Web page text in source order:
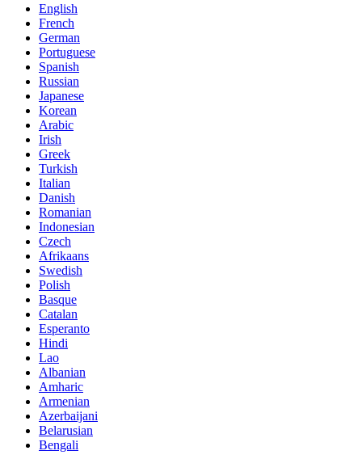
English
French
German
Portuguese
Spanish
Russian
Japanese
Korean
Arabic
Irish
Greek
Turkish
Italian
Danish
Romanian
Indonesian
Czech
Afrikaans
Swedish
Polish
Basque
Catalan
Esperanto
Hindi
Lao
Albanian
Amharic
Armenian
Azerbaijani
Belarusian
Bengali